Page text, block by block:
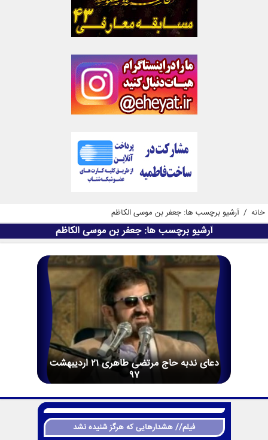
خانه / آرشیو برچسب ها: جعفر بن موسی الکاظم
آرشیو برچسب ها:جعفر بن موسی الکاظم
دعای ندبه حاج مرتضی طاهری 21 اردیبهشت
97
فیلم// هشدارهایی که هرگز شنیده نشد